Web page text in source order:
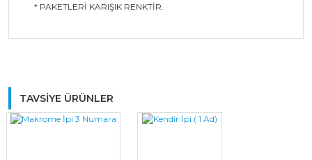
* PAKETLERİ KARIŞIK RENKTİR.
TAVSİYE ÜRÜNLER